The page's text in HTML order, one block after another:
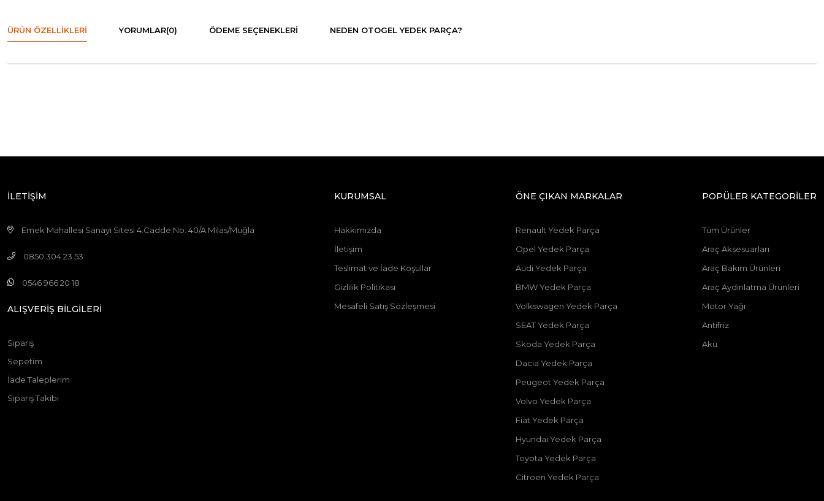
ÜRÜN ÖZELLIKLERI YORUMLAR(0) ÖDEME SEÇENEKLERI NEDEN OTOGEL YEDEK PARÇA?
İLETİŞİM
Emek Mahallesi Sanayi Sitesi 4.Cadde No: 40/A Milas/Muğla
0850 304 23 53
0546 966 20 18
ALIŞVERİŞ BİLGİLERİ
Sipariş
Sepetim
İade Taleplerim
Sipariş Takibi
KURUMSAL
Hakkımızda
İletişim
Teslimat ve İade Koşullar
Gizlilik Politikası
Mesafeli Satış Sözleşmesi
ÖNE ÇIKAN MARKALAR
Renault Yedek Parça
Opel Yedek Parça
Audi Yedek Parça
BMW Yedek Parça
Volkswagen Yedek Parça
SEAT Yedek Parça
Skoda Yedek Parça
Dacia Yedek Parça
Peugeot Yedek Parça
Volvo Yedek Parça
Fiat Yedek Parça
Hyundai Yedek Parça
Toyota Yedek Parça
Citroen Yedek Parça
POPÜLER KATEGORİLER
Tüm Ürünler
Araç Aksesuarları
Araç Bakım Ürünleri
Araç Aydınlatma Ürünleri
Motor Yağı
Antifriz
Akü